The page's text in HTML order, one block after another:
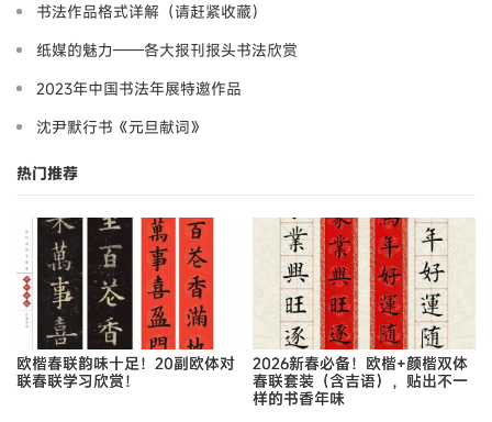
书法作品格式详解（请赶紧收藏）
纸媒的魅力——各大报刊报头书法欣赏
2023年中国书法年展特邀作品
沈尹默行书《元旦献词》
热门推荐
欧楷春联韵味十足！20副欧体对
联春联学习欣赏！
2026新春必备！欧楷+颜楷双体
春联套装（含吉语），贴出不一
样的书香年味